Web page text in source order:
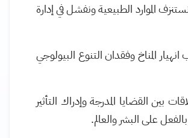
الموارد الطبيعية ونفشل في إدارة
المناخ وفقدان التنوع البيولوجي
بين القضايا المدرجة وإدراك التأثير
على البشر والعالم.